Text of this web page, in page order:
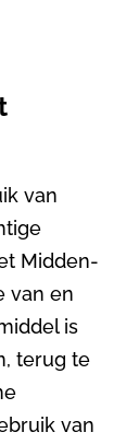
van
Midden-
van en
is
terug te
van